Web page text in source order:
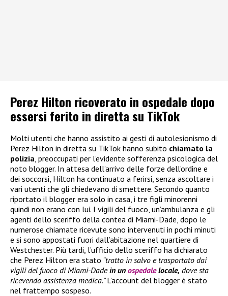
Perez Hilton ricoverato in ospedale dopo
essersi ferito in diretta su TikTok
Molti utenti che hanno assistito ai gesti di autolesionismo di
Perez Hilton in diretta su TikTok hanno subito chiamato la
polizia , preoccupati per l’evidente sofferenza psicologica del
noto blogger. In attesa dell’arrivo delle forze dell’ordine e
dei soccorsi, Hilton ha continuato a ferirsi, senza ascoltare i
vari utenti che gli chiedevano di smettere. Secondo quanto
riportato il blogger era solo in casa, i tre figli minorenni
quindi non erano con lui. I vigili del fuoco, un’ambulanza e gli
agenti dello sceriffo della contea di Miami-Dade, dopo le
numerose chiamate ricevute sono intervenuti in pochi minuti
e si sono appostati fuori dall’abitazione nel quartiere di
Westchester. Più tardi, l’ufficio dello sceriffo ha dichiarato
che Perez Hilton era stato “tratto in salvo e trasportato dai
vigili del fuoco di Miami-Dadein un ospedalelocale, dove sta
ricevendo assistenza medica.”L’account del blogger è stato
nel frattempo sospeso.